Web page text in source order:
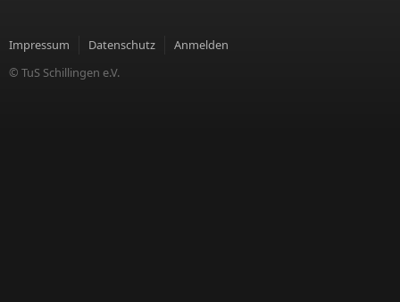
Impressum Datenschutz
Anmelden
© TuS Schillingen e.V.